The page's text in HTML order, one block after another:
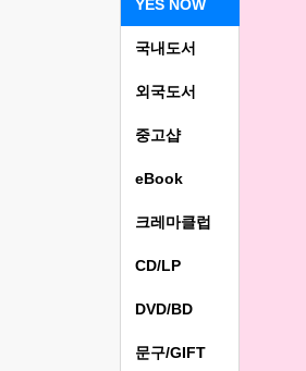
YES NOW
국내도서
외국도서
중고샵
eBook
크레마클럽
CD/LP
DVD/BD
문구/GIFT